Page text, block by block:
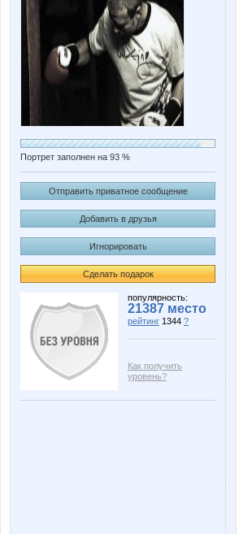
Портрет заполнен на 93 %
Отправить приватное сообщение
Добавить в друзья
Игнорировать
Сделать подарок
популярность:
21387 место
рейтинг 1344 ?
Как получить
уровень?